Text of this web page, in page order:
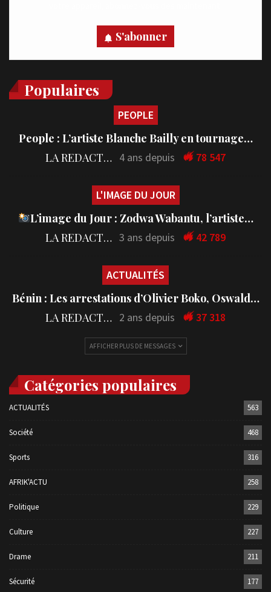
S'abonner
Populaires
PEOPLE
People : L’artiste Blanche Bailly en tournage…
LA REDACTION 4 ans depuis 78 547
L'IMAGE DU JOUR
L’image du Jour : Zodwa Wabantu, l’artiste…
LA REDACTION 3 ans depuis 42 789
ACTUALITÉS
Bénin : Les arrestations d’Olivier Boko, Oswald…
LA REDACTION 2 ans depuis 37 318
AFFICHER PLUS DE MESSAGES
Catégories populaires
ACTUALITÉS 563
Société 468
Sports 316
AFRIK'ACTU 258
Politique 229
Culture 227
Drame 211
Sécurité 177